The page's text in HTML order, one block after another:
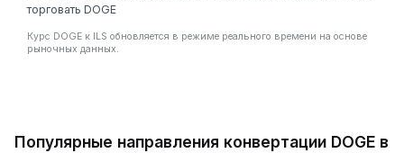
торговать DOGE
Курс DOGE к ILS обновляется в режиме реального времени на основе
рыночных данных.
Популярные направления конвертации DOGE в